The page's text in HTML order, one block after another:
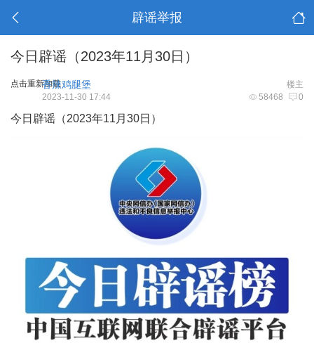
辟谣举报
今日辟谣（2023年11月30日）
点击重新加载 楼主
香辣鸡腿堡
58468 0
2023-11-30 17:44
今日辟谣（2023年11月30日）